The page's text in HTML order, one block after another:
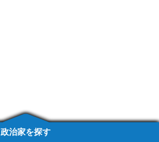
政治家を探す